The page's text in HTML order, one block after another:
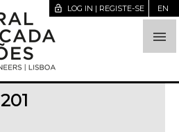

lock_open LOG IN | REGISTE-SE EN
201